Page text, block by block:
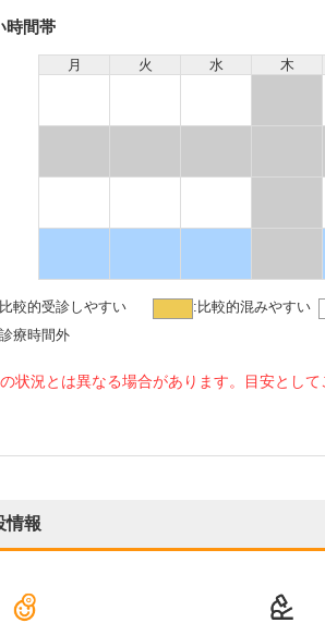
時間帯
月 火 水 木
比較的受診しやすい : 比較的混みやすい
診療時間外
状況とは異なる場合があります。目安として
情報